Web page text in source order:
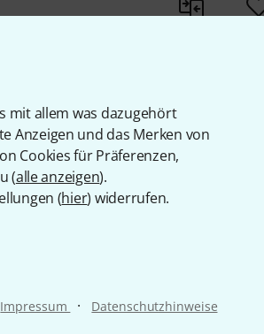
mit allem was dazugehört
Anzeigen und das Merken von
Cookies für Präferenzen,
(alle anzeigen).
(hier) widerrufen.
Impressum · Datenschutzhinweise
0,0291 - 0,0224
0,0260- 0,0291 -